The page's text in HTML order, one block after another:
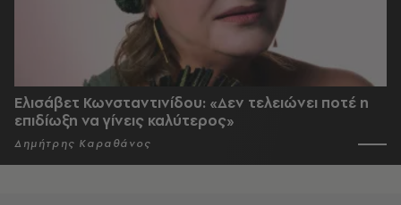
Ελισάβετ Κωνσταντινίδου: «Δεν τελειώνει ποτέ η
επιδίωξη να γίνεις καλύτερος»
Δημήτρης Καραθάνος